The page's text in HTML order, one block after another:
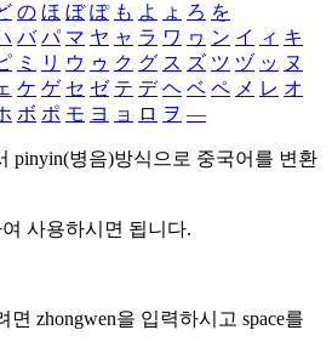
の ほ ぼ ぽ も よ ょ ろ を
バ パ マ ヤ ャ ラ ワ ヮ ン イ ィ キ
ミ リ ウ ゥ ク グ ス ズ ツ ヅ ッ ヌ
ケ ゲ セ ゼ テ デ ヘ ベ ペ メ レ オ
ボ ポ モ ヨ ョ ロ ヲ ―
pinyin(병음)방식으로 중국어를 변환
사용하시면 됩니다.
면 zhongwen을 입력하시고 space를